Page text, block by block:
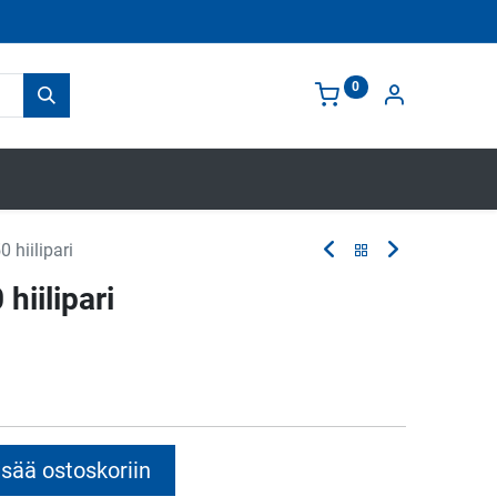
0
hiilipari
hiilipari
ostoskoriin